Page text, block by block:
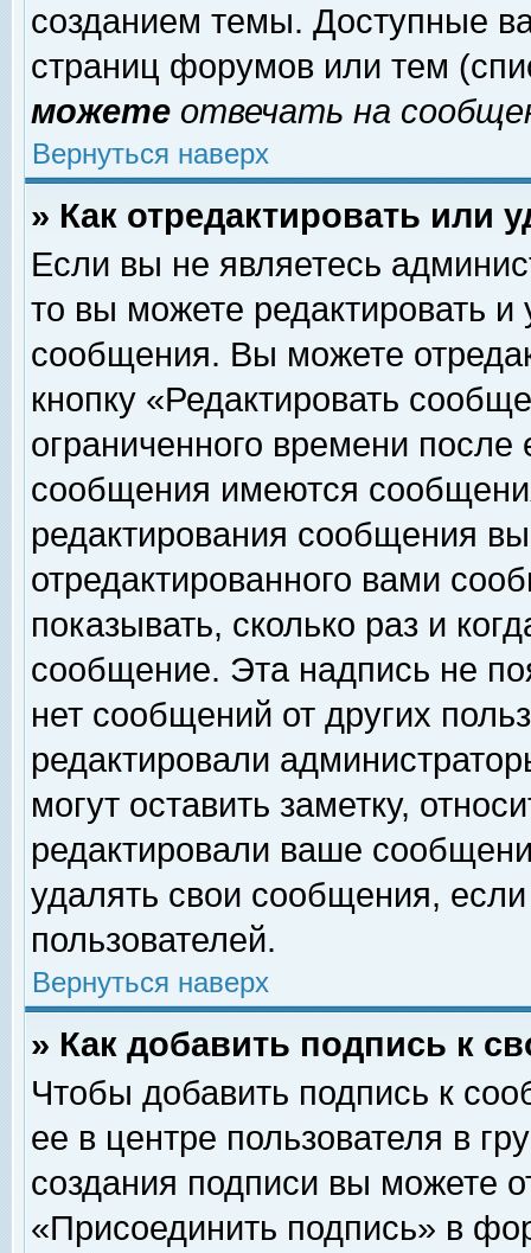
созданием темы. Доступные
страниц форумов или тем
можете отвечать на
Вернуться наверх
» Как отредактировать или
Если вы не являетесь
то вы можете редактировать и
сообщения. Вы можете
кнопку «Редактировать
ограниченного времени
сообщения имеются
редактирования сообщения
отредактированного вами
показывать, сколько раз и
сообщение. Эта надпись не
нет сообщений от других
редактировали
могут оставить заметку,
редактировали ваше
удалять свои сообщения,
пользователей.
Вернуться наверх
» Как добавить подпись к
Чтобы добавить подпись к
ее в центре пользователя в
создания подписи вы можете
«Присоединить подпись» в